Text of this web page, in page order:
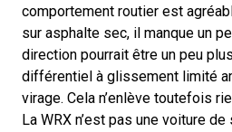
comportement routier est
sur asphalte sec, il manque un
direction pourrait être un peu
différentiel à glissement limité
virage. Cela n’enlève toutefois
La WRX n’est pas une voiture